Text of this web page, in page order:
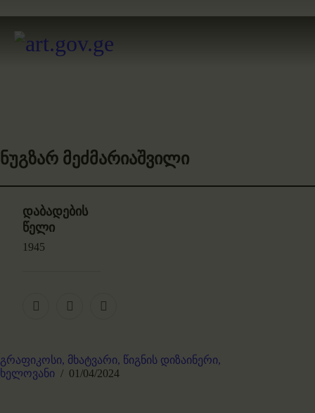
ნუგზარ მეძმარიაშვილი
დაბადების
წელი
1945
გრაფიკოსი, მხატვარი, წიგნის დიზაინერი,
ხელოვანი
01/04/2024